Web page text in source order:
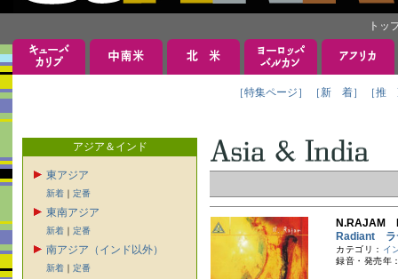
トッ
［特集ページ］ ［新 着］ ［推
アジア＆インド
東アジア
新着 ｜ 定番
東南アジア
新着 ｜ 定番
南アジア（インド以外）
新着 ｜ 定番
N.RAJAM
Radiant ラ
カテゴリ： イ
録音・発売年